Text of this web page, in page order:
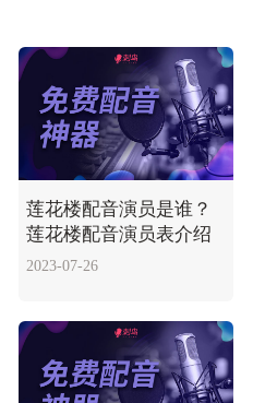
莲花楼配音演员是谁？
莲花楼配音演员表介绍
2023-07-26